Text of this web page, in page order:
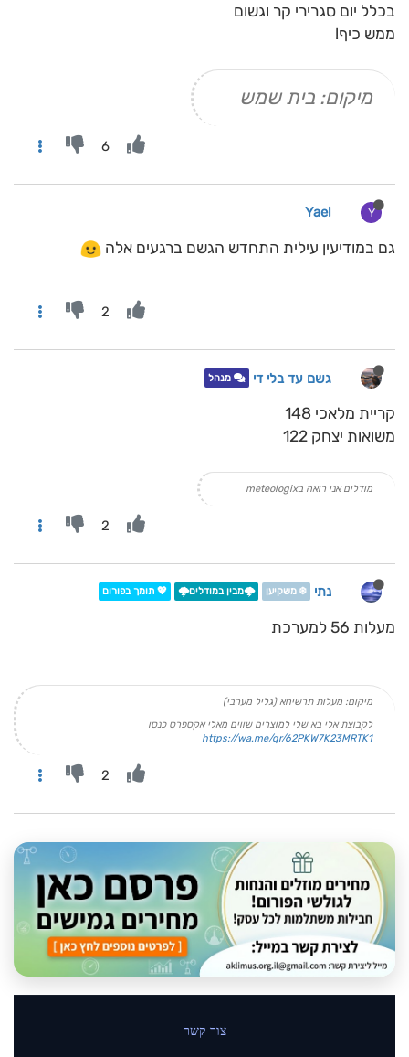
בכלל יום סגרירי קר וגשום
ממש כיף!
מיקום: בית שמש
6
Y
Yael
גם במודיעין עילית התחדש הגשם ברגעים אלה
2
גשם עד בלי די מנהל
קריית מלאכי 148
משואות יצחק 122
מודלים אני רואה בmeteologix
2
נתי ❄️ משקיען 🌩️מבין במודלים🌩️ 💖 תומך בפורום
מעלות 56 למערכת
מיקום: מעלות תרשיחא (גליל מערבי)
לקבוצת אלי בא שלי למוצרים שווים מאלי אקספרס כנסו
https://wa.me/qr/62PKW7K23MRTK1
2
צור קשר